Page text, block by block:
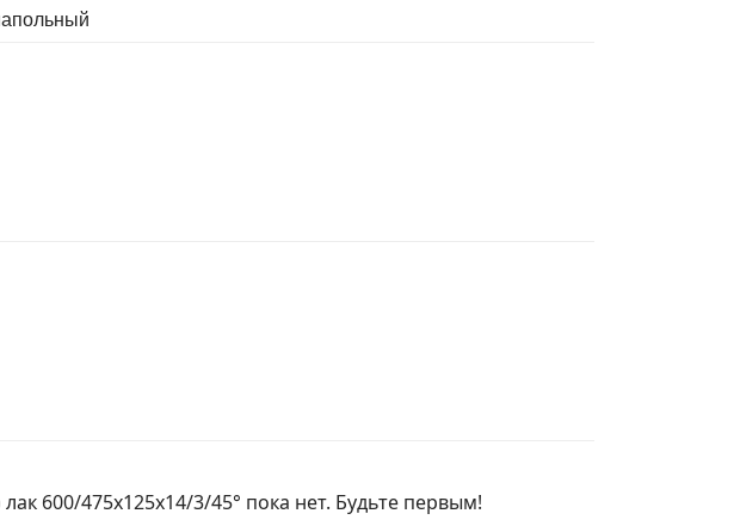
600/475х125х14/3/45° пока нет. Будьте первым!